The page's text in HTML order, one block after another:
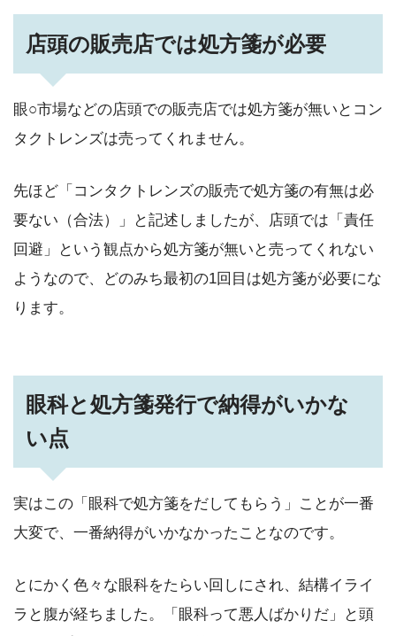
店頭の販売店では処方箋が必要
眼○市場などの店頭での販売店では処方箋が無いとコン
タクトレンズは売ってくれません。
先ほど「コンタクトレンズの販売で処方箋の有無は必
要ない（合法）」と記述しましたが、店頭では「責任
回避」という観点から処方箋が無いと売ってくれない
ようなので、どのみち最初の1回目は処方箋が必要にな
ります。
眼科と処方箋発行で納得がいかな
い点
実はこの「眼科で処方箋をだしてもらう」ことが一番
大変で、一番納得がいかなかったことなのです。
とにかく色々な眼科をたらい回しにされ、結構イライ
ラと腹が経ちました。「眼科って悪人ばかりだ」と頭